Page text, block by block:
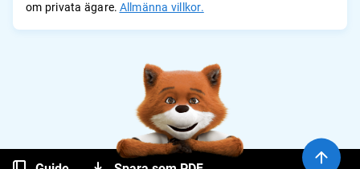
om privata ägare. Allmänna villkor.